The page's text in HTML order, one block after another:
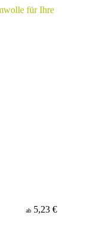
ab 5,23 €